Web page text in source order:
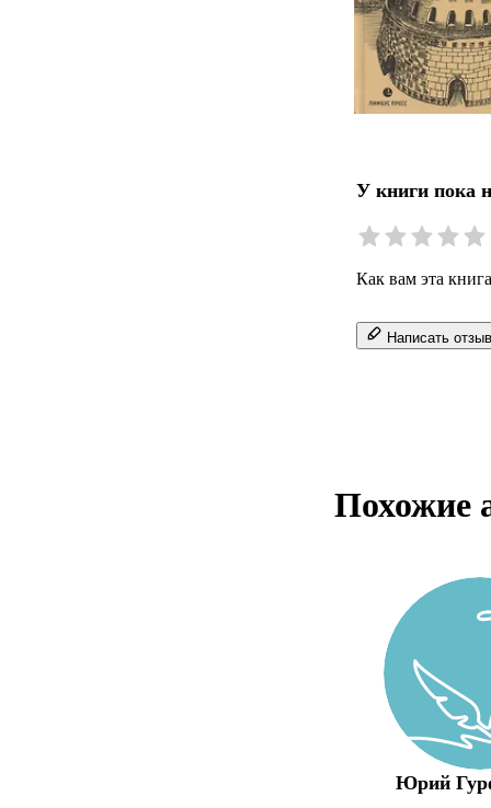
У книги пока
Как вам эта
Написать отзыв
Похожие
Юрий